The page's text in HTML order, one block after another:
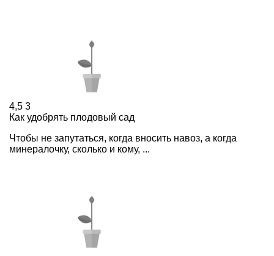
4,5 3
Как удобрять плодовый сад
Чтобы не запутаться, когда вносить навоз, а когда
минералочку, сколько и кому, ...